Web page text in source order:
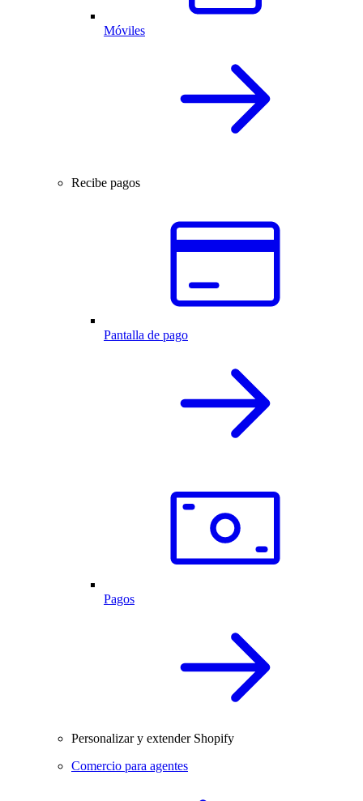
Móviles
Recibe pagos
Pantalla de pago
Pagos
Personalizar y extender Shopify
Comercio para agentes